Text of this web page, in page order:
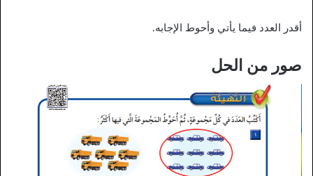
أقدر العدد فيما يأتي وأحوط الإجابه.
صور من الحل